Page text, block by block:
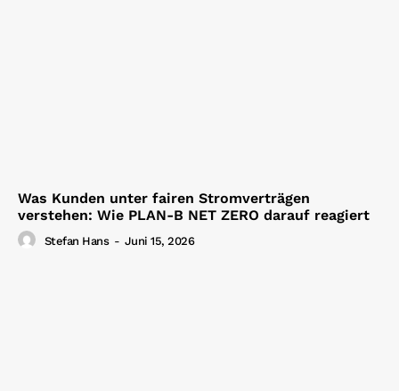
Was Kunden unter fairen Stromverträgen
verstehen: Wie PLAN-B NET ZERO darauf reagiert
Stefan Hans - Juni 15, 2026